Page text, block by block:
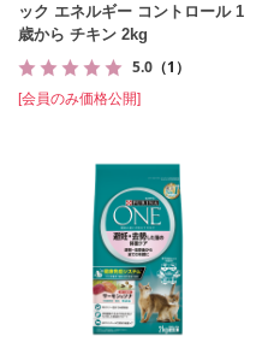
ック エネルギー コントロール 1
歳から チキン 2kg
5.0 （1）
[会員のみ価格公開]